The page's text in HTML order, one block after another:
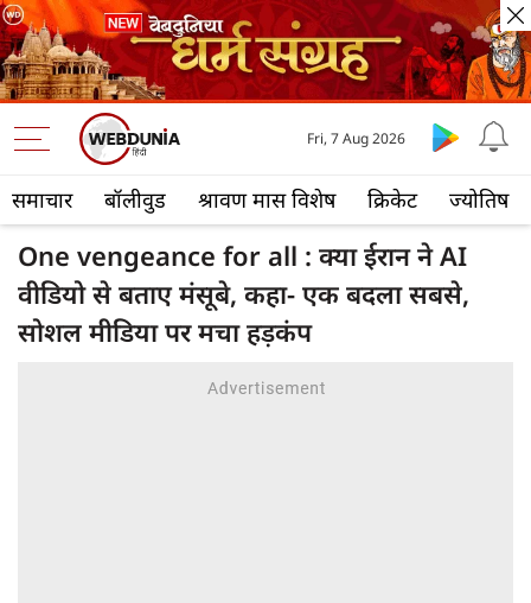
समाचार बॉलीवुड श्रावण मास विशेष क्रिकेट ज्योतिष
Fri, 7 Aug 2026
One vengeance for all : क्या ईरान ने AI
वीडियो से बताए मंसूबे, कहा- एक बदला सबसे,
सोशल मीडिया पर मचा हड़कंप